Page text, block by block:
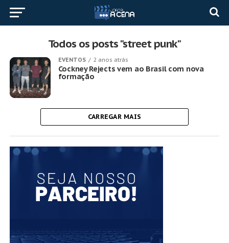
Todos os posts "street punk"
EVENTOS 2 anos atrás
Cockney Rejects vem ao Brasil com nova
formação
CARREGAR MAIS